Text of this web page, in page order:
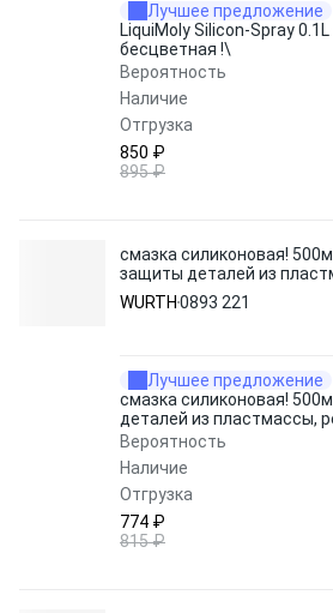
Лучшее предложение
LiquiMoly Silicon-Spray
бесцветная !\
Вероятность
Наличие
Отгрузка
850 ₽
895 ₽
смазка силиконовая!
защиты деталей из
металла\
WURTH 0893 221
Лучшее предложение
смазка силиконовая!
деталей из пластмассы,
Вероятность
Наличие
Отгрузка
774 ₽
815 ₽